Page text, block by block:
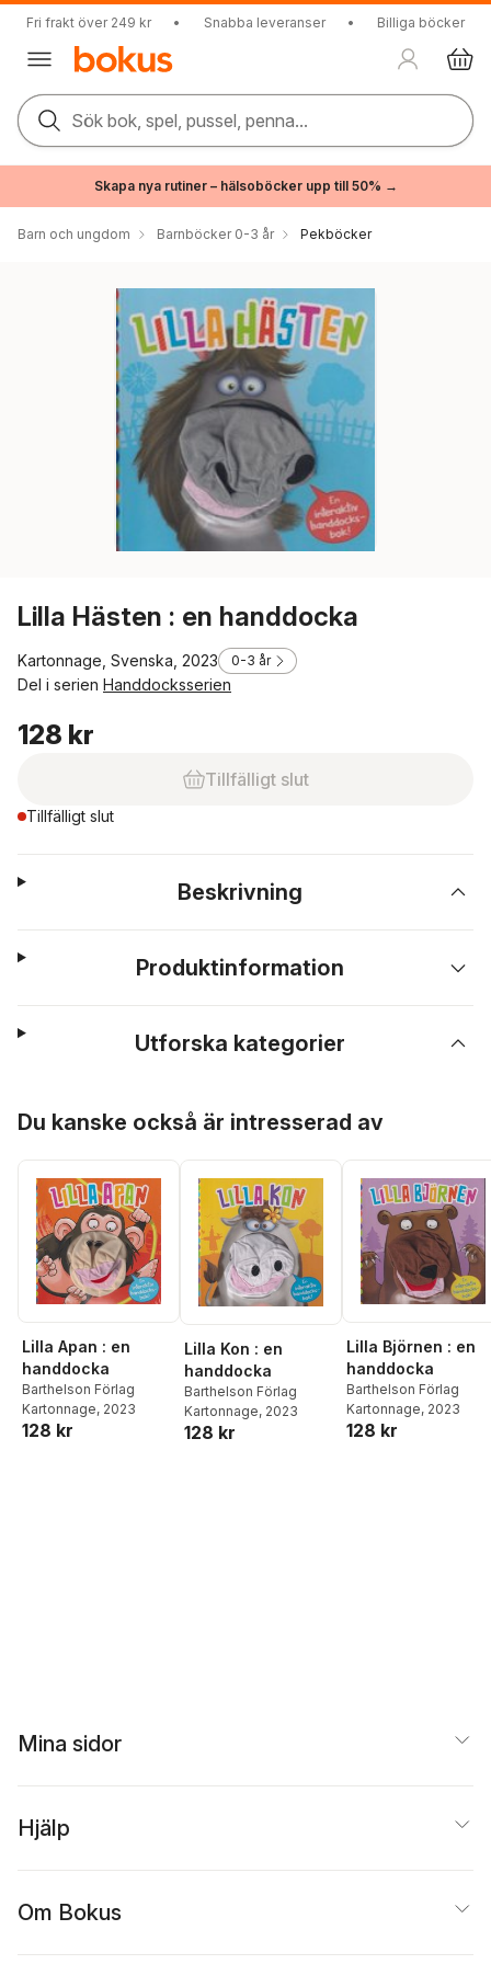
Fri frakt över 249 kr • Snabba leveranser • Billiga böcker
Sök bok, spel, pussel, penna...
Skapa nya rutiner – hälsoböcker upp till 50% →
Barn och ungdom Barnböcker 0-3 år Pekböcker
Lilla Hästen : en handdocka
Kartonnage, Svenska, 2023 0-3 år
Del i serien Handdocksserien
128 kr
Tillfälligt slut
Tillfälligt slut
Beskrivning
Produktinformation
Utforska kategorier
Du kanske också är intresserad av
Lilla Apan : en
handdocka
Barthelson Förlag
Kartonnage, 2023
128 kr
Lilla Kon : en
handdocka
Barthelson Förlag
Kartonnage, 2023
128 kr
Lilla Björnen : en
handdocka
Barthelson Förlag
Kartonnage, 2023
128 kr
Mina sidor
Hjälp
Om Bokus